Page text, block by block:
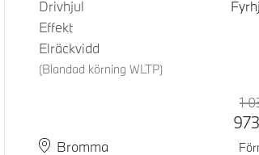
Drivhjul
Effekt
Elräckvidd
(Blandad körning WLTP)
PlatsBromma
Leveranstid
1